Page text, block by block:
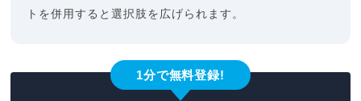
トを併用すると選択肢を広げられます。
1分で無料登録!